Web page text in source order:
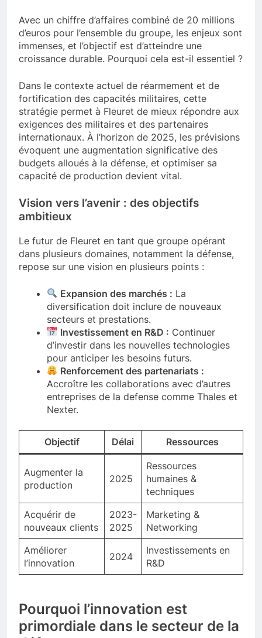
Avec un chiffre d’affaires combiné de 20 millions
d’euros pour l’ensemble du groupe, les enjeux sont
immenses, et l’objectif est d’atteindre une
croissance durable. Pourquoi cela est-il essentiel ?
Dans le contexte actuel de réarmement et de
fortification des capacités militaires, cette
stratégie permet à Fleuret de mieux répondre aux
exigences des militaires et des partenaires
internationaux. À l’horizon de 2025, les prévisions
évoquent une augmentation significative des
budgets alloués à la défense, et optimiser sa
capacité de production devient vital.
Vision vers l’avenir : des objectifs
ambitieux
Le futur de Fleuret en tant que groupe opérant
dans plusieurs domaines, notamment la défense,
repose sur une vision en plusieurs points :
Expansion des marchés : La
diversification doit inclure de nouveaux
secteurs et prestations.
Investissement en R&D : Continuer
d’investir dans les nouvelles technologies
pour anticiper les besoins futurs.
Renforcement des partenariats :
Accroître les collaborations avec d’autres
entreprises de la defense comme Thales et
Nexter.
Objectif Délai Ressources
Augmenter la
production
2025
Ressources
humaines &
techniques
Acquérir de
nouveaux clients
2023-
2025
Marketing &
Networking
Améliorer
l’innovation
2024
Investissements en
R&D
Pourquoi l’innovation est
primordiale dans le secteur de la